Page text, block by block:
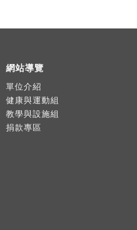
網站導覽
單位介紹
健康與運動組
教學與設施組
捐款專區